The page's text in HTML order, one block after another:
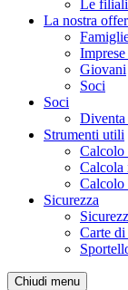
Le filiali
La nostra
Giovani
Soci
Soci
Diventa
Strumenti utili
Calcolo
Calcola
Sicurezza
Carte di
Chiudi menu